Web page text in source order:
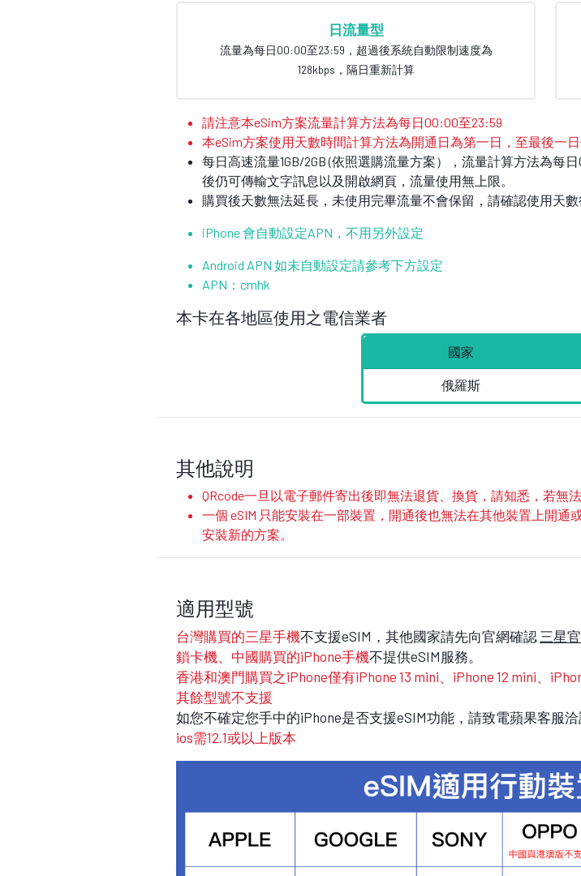
日流量型
流量為每日00:00至23:59，超過後系統自動限制速度為
128kbps，隔日重新計算
請注意本eSim方案流量計算方法為每日00:00至23:59
本eSim方案使用天數時間計算方法為開通日為第一日，至最後一
每日高速流量1GB/2GB (依照選購流量方案），流量計算方法為每
後仍可傳輸文字訊息以及開啟網頁，流量使用無上限。
購買後天數無法延長，未使用完畢流量不會保留，請確認使用天數
iPhone 會自動設定APN，不用另外設定
Android APN 如未自動設定請參考下方設定
APN： cmhk
本卡在各地區使用之電信業者
國家
俄羅斯
其他說明
QRcode一旦以電子郵件寄出後即無法退貨、換貨，請知悉，若無
一個 eSIM 只能安裝在一部裝置，開通後也無法在其他裝置上開
安裝新的方案。
適用型號
台灣購買的三星手機不支援eSIM，其他國家請先向官網確認 三星
鎖卡機、中國購買的iPhone手機不提供eSIM服務。
香港和澳門購買之iPhone僅有iPhone 13 mini、iPhone 12 mini、
其餘型號不支援
如您不確定您手中的iPhone是否支援eSIM功能，請致電蘋果客服洽
ios需12.1或以上版本